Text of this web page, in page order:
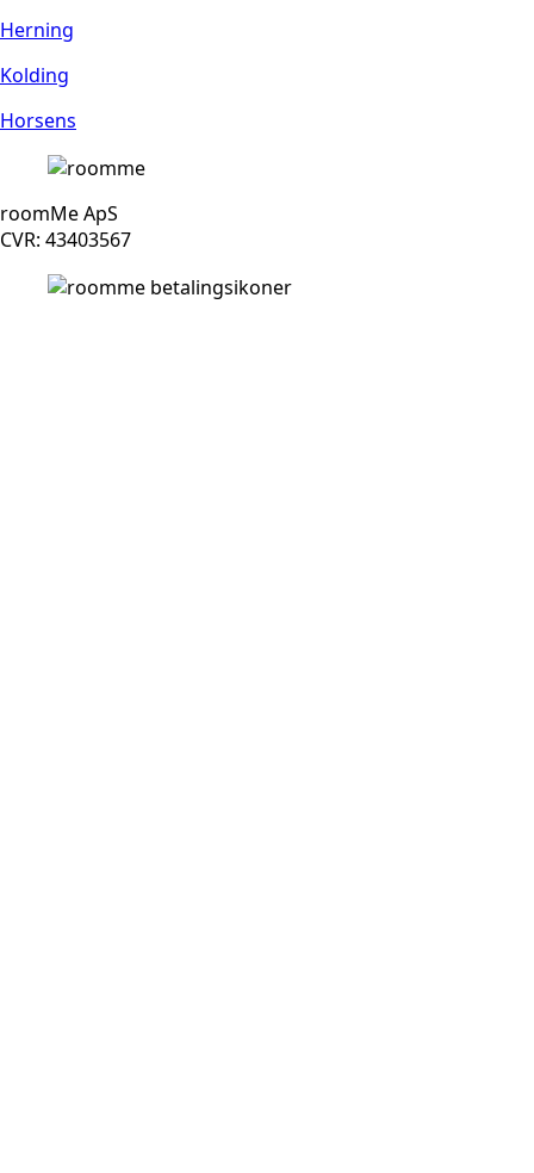
Herning
Kolding
Horsens
roomMe ApS
CVR: 43403567